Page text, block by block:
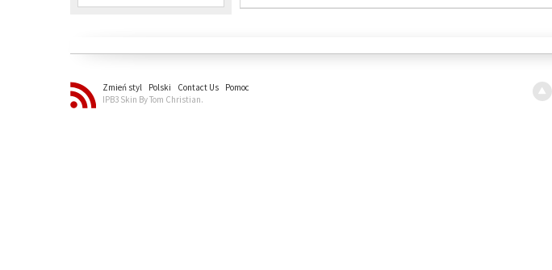
Zmień styl Polski Contact Us
Pomoc
IPB3 Skin By Tom Christian.